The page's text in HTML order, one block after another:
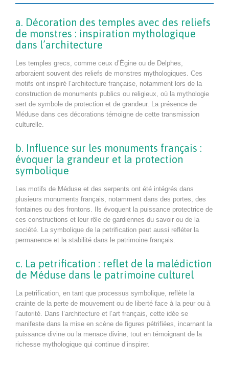
a. Décoration des temples avec des reliefs
de monstres : inspiration mythologique
dans l’architecture
Les temples grecs, comme ceux d’Égine ou de Delphes,
arboraient souvent des reliefs de monstres mythologiques. Ces
motifs ont inspiré l’architecture française, notamment lors de la
construction de monuments publics ou religieux, où la mythologie
sert de symbole de protection et de grandeur. La présence de
Méduse dans ces décorations témoigne de cette transmission
culturelle.
b. Influence sur les monuments français :
évoquer la grandeur et la protection
symbolique
Les motifs de Méduse et des serpents ont été intégrés dans
plusieurs monuments français, notamment dans des portes, des
fontaines ou des frontons. Ils évoquent la puissance protectrice de
ces constructions et leur rôle de gardiennes du savoir ou de la
société. La symbolique de la petrification peut aussi refléter la
permanence et la stabilité dans le patrimoine français.
c. La petrification : reflet de la malédiction
de Méduse dans le patrimoine culturel
La petrification, en tant que processus symbolique, reflète la
crainte de la perte de mouvement ou de liberté face à la peur ou à
l’autorité. Dans l’architecture et l’art français, cette idée se
manifeste dans la mise en scène de figures pétrifiées, incarnant la
puissance divine ou la menace divine, tout en témoignant de la
richesse mythologique qui continue d’inspirer.